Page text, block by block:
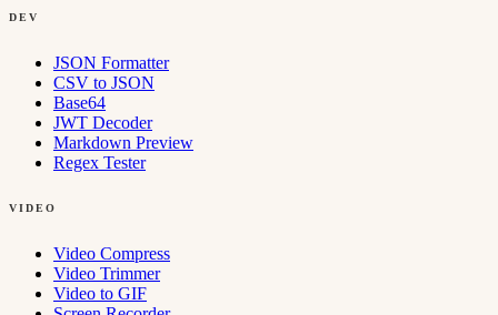
DEV
JSON Formatter
CSV to JSON
Base64
JWT Decoder
Markdown Preview
Regex Tester
VIDEO
Video Compress
Video Trimmer
Video to GIF